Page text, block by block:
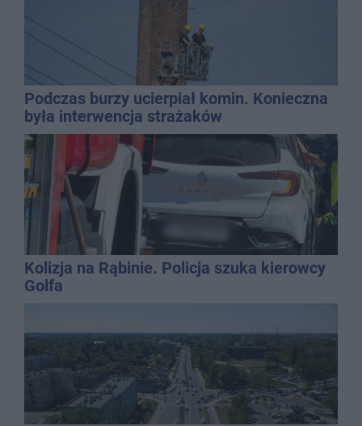
Podczas burzy ucierpiał komin. Konieczna
była interwencja strażaków
Kolizja na Rąbinie. Policja szuka kierowcy
Golfa